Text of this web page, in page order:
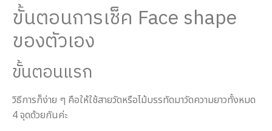
ขั้นตอนการเช็ค Face shape
ของตัวเอง
ขั้นตอนแรก
วิธีการก็ง่าย ๆ คือให้ใช้สายวัดหรือไม้บรรทัดมาวัดความยาวทั้งหมด
4 จุดด้วยกันค่ะ